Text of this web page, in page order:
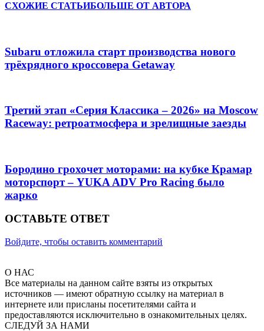
СХОЖИЕ СТАТЬИБОЛЬШЕ ОТ АВТОРА
Subaru отложила старт производства нового
трёхрядного кроссовера Getaway
Третий этап «Серия Классика – 2026» на Moscow
Raceway: ретроатмосфера и зрелищные заезды
Бородино грохочет моторами: на кубке Крамар
моторспорт – YUKA ADV Pro Racing было
жарко
ОСТАВЬТЕ ОТВЕТ
Войдите, чтобы оставить комментарий
О НАС
Все материалы на данном сайте взяты из открытых
источников — имеют обратную ссылку на материал в
интернете или присланы посетителями сайта и
предоставляются исключительно в ознакомительных целях.
СЛЕДУЙ ЗА НАМИ